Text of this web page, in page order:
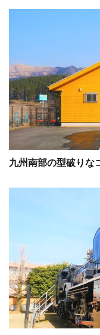
九州南部の型破り